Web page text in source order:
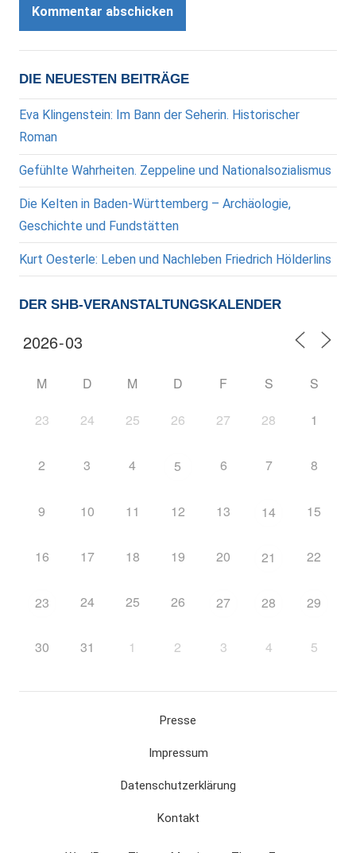
DIE NEUESTEN BEITRÄGE
Eva Klingenstein: Im Bann der Seherin. Historischer
Roman
Gefühlte Wahrheiten. Zeppeline und Nationalsozialismus
Die Kelten in Baden-Württemberg – Archäologie,
Geschichte und Fundstätten
Kurt Oesterle: Leben und Nachleben Friedrich Hölderlins
DER SHB-VERANSTALTUNGSKALENDER
M D M D F S S
23 24 25 26 27 28 1
2 3 4 5 6 7 8
9 10 11 12 13 14 15
16 17 18 19 20 21 22
23 24 25 26 27 28 29
30 31 1 2 3 4 5
Presse
Impressum
Datenschutzerklärung
Kontakt